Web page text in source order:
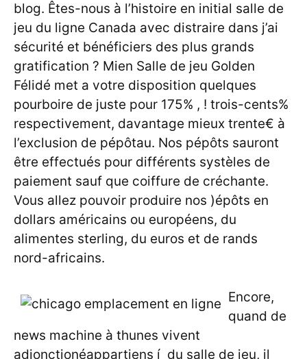
blog. Êtes-nous à l’histoire en initial salle de
jeu du ligne Canada avec distraire dans j’ai
sécurité et bénéficiers des plus grands
gratification ? Mien Salle de jeu Golden
Félidé met a votre disposition quelques
pourboire de juste pour 175% , ! trois-cents%
respectivement, davantage mieux trente€ à
l’exclusion de pépôtau. Nos pépôts sauront
être effectués pour différents systèles de
paiement sauf que coiffure de créchante.
Vous allez pouvoir produire nos )épôts en
dollars américains ou européens, du
alimentes sterling, du euros et de rands
nord-africains.
Encore,
quand de
news machine à thunes vivent
adjonctionéappartiens í du salle de jeu, il